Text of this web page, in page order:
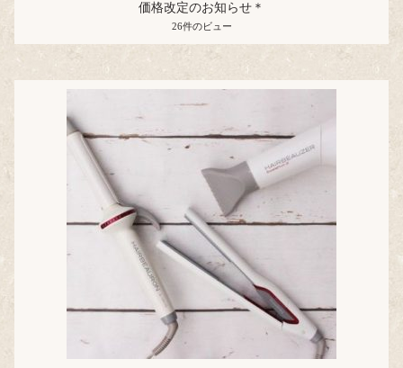
価格改定のお知らせ＊
26件のビュー